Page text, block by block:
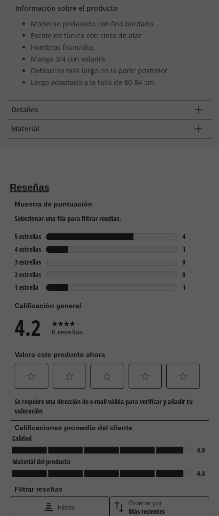
Información sobre el producto
Moderno prelavado con fino bordado
Escote de túnica con cinta de atar
Hombros fruncidos
Manga 3/4 con volante
Dobladillo más largo en la parte posterior
Largo adaptado a la talla de 80-84 cm
Detalles
Material